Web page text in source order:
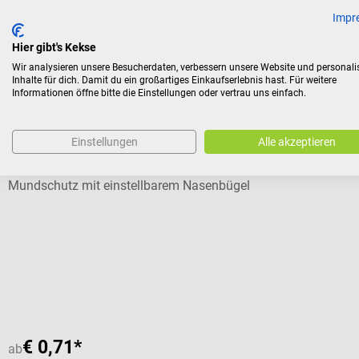
Kunden kauften auch
Atemschutzmaske FFP2 ohne Ventil
Mundschutz mit einstellbarem Nasenbügel
ab€ 0,71*
Hier gibt's Kekse
Wir analysieren unsere Besucherdaten, verbessern unsere Website und
Inhalte für dich. Damit du ein großartiges Einkaufserlebnis hast. Für weitere
Informationen öffne bitte die Einstellungen oder vertrau uns einfach.
Einstellungen Alle akzeptieren